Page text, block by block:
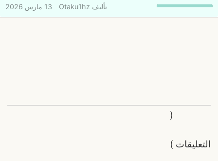
تأليف Otaku1hz 13 مارس 2026
التعليقات
(
)